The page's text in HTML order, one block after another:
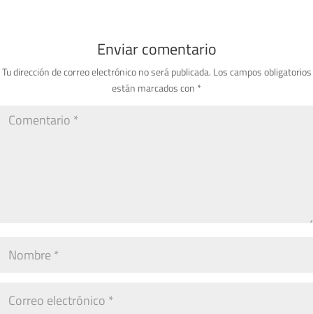
Enviar comentario
Tu dirección de correo electrónico no será publicada. Los campos obligatorios
están marcados con *